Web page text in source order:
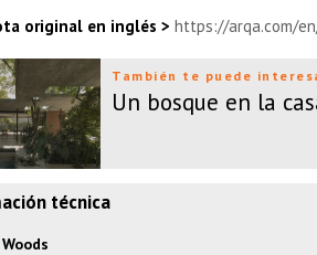
original en inglés > https://arqa.com/
También te puede
Un bosque en la
técnica